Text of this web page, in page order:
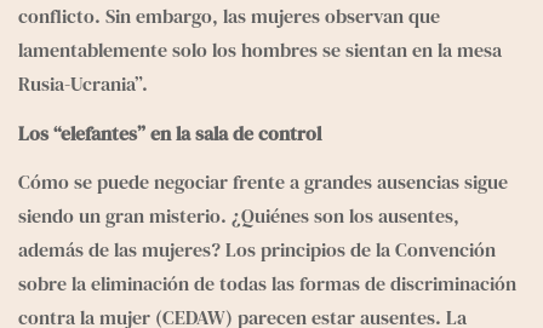
conflicto. Sin embargo, las mujeres observan que
lamentablemente solo los hombres se sientan en la mesa
Rusia-Ucrania”.
Los “elefantes” en la sala de control
Cómo se puede negociar frente a grandes ausencias sigue
siendo un gran misterio. ¿Quiénes son los ausentes,
además de las mujeres? Los principios de la Convención
sobre la eliminación de todas las formas de discriminación
contra la mujer (CEDAW) parecen estar ausentes. La